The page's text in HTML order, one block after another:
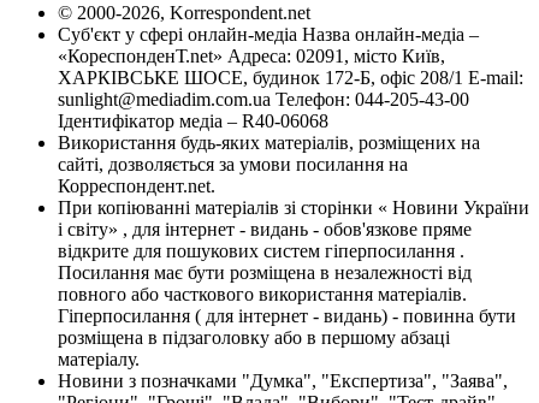
© 2000-2026, Korrespondent.net
Суб'єкт у сфері онлайн-медіа Назва онлайн-медіа –
«КореспонденТ.net» Адреса: 02091, місто Київ,
ХАРКІВСЬКЕ ШОСЕ, будинок 172-Б, офіс 208/1 E-mail:
sunlight@mediadim.com.ua Телефон: 044-205-43-00
Ідентифікатор медіа – R40-06068
Використання будь-яких матеріалів, розміщених на
сайті, дозволяється за умови посилання на
Корреспондент.net.
При копіюванні матеріалів зі сторінки « Новини України
і світу» , для інтернет - видань - обов'язкове пряме
відкрите для пошукових систем гіперпосилання .
Посилання має бути розміщена в незалежності від
повного або часткового використання матеріалів.
Гіперпосилання ( для інтернет - видань) - повинна бути
розміщена в підзаголовку або в першому абзаці
матеріалу.
Новини з позначками "Думка", "Експертиза", "Заява",